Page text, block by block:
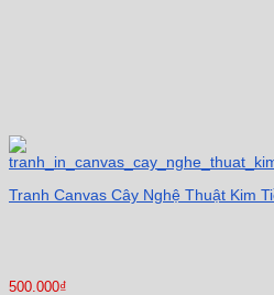
Tranh Canvas Cây Nghệ Thuật Kim
500.000₫